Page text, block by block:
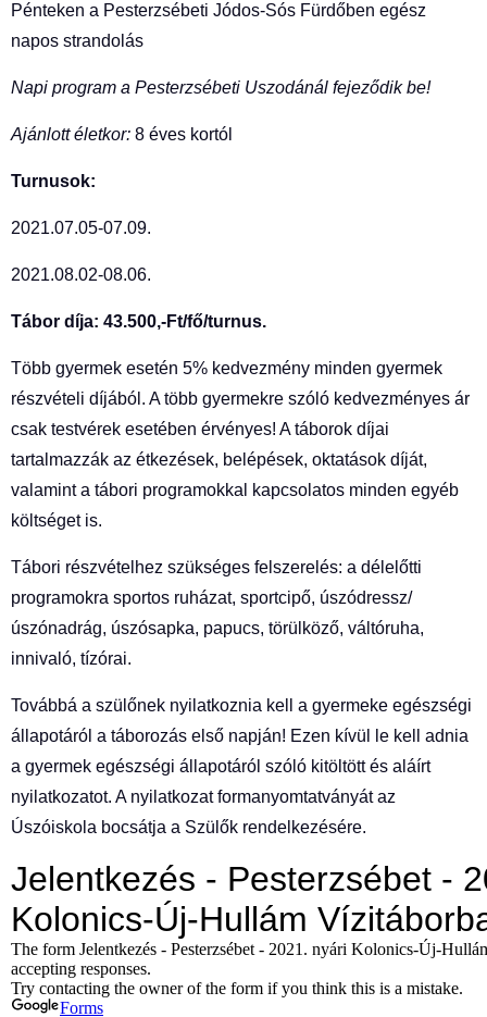
Pénteken a Pesterzsébeti Jódos-Sós Fürdőben egész
napos strandolás
Napi program a Pesterzsébeti Uszodánál fejeződik be!
Ajánlott életkor: 8 éves kortól
Turnusok:
2021.07.05-07.09.
2021.08.02-08.06.
Tábor díja: 43.500,-Ft/fő/turnus.
Több gyermek esetén 5% kedvezmény minden gyermek
részvételi díjából. A több gyermekre szóló kedvezményes ár
csak testvérek esetében érvényes! A táborok díjai
tartalmazzák az étkezések, belépések, oktatások díját,
valamint a tábori programokkal kapcsolatos minden egyéb
költséget is.
Tábori részvételhez szükséges felszerelés: a délelőtti
programokra sportos ruházat, sportcipő, úszódressz/
úszónadrág, úszósapka, papucs, törülköző, váltóruha,
innivaló, tízórai.
Továbbá a szülőnek nyilatkoznia kell a gyermeke egészségi
állapotáról a táborozás első napján! Ezen kívül le kell adnia
a gyermek egészségi állapotáról szóló kitöltött és aláírt
nyilatkozatot. A nyilatkozat formanyomtatványát az
Úszóiskola bocsátja a Szülők rendelkezésére.